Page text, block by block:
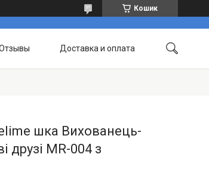
Кошик
Доставка и оплата
шка Вихованець-
друзі MR-004 з